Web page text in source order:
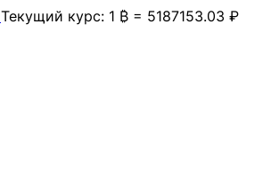
Текущий курс: 1 ₿ = 5187153.03 ₽